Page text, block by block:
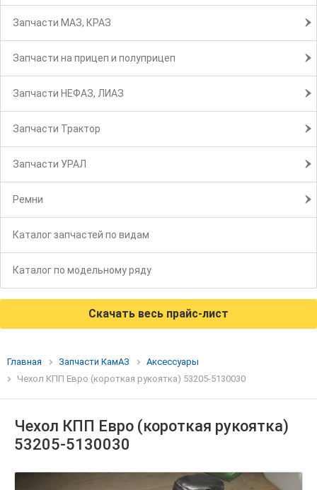
Запчасти МАЗ, КРАЗ
Запчасти на прицеп и полуприцеп
Запчасти НЕФАЗ, ЛИАЗ
Запчасти Трактор
Запчасти УРАЛ
Ремни
Каталог запчастей по видам
Каталог по модельному ряду
Скачать весь прайс-лист
Главная Запчасти КамАЗ
Аксессуары
Чехол КПП Евро (короткая рукоятка) 53205-5130030
Чехол КПП Евро (короткая рукоятка)
53205-5130030